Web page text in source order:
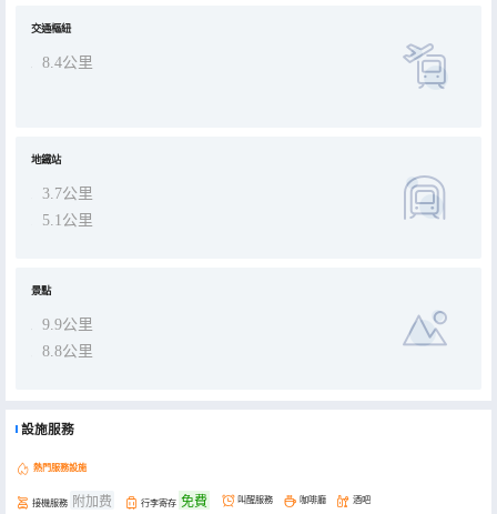
交通樞紐
8.4公里
地鐵站
3.7公里
5.1公里
景點
9.9公里
8.8公里
設施服務
熱門服務設施
接機服務 附加费 行李寄存 免費 叫醒服務 咖啡廳 酒吧